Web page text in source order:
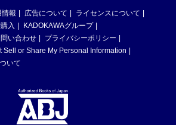
情報 広告について
ライセンスについて
入
KADOKAWAグループ
い合わせ
プライバシーポリシー
Sell or Share My Personal Information
いて